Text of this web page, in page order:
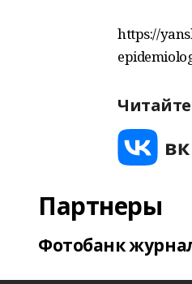
https://
Партнеры
Фотобанк